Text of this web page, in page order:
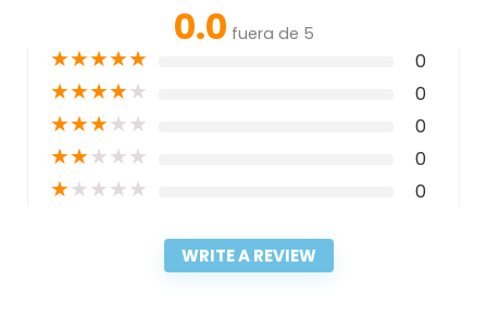
0.0 fuera de 5
★★★★★ 0
★★★★★ 0
★★★★★ 0
★★★★★ 0
★★★★★ 0
WRITE A REVIEW